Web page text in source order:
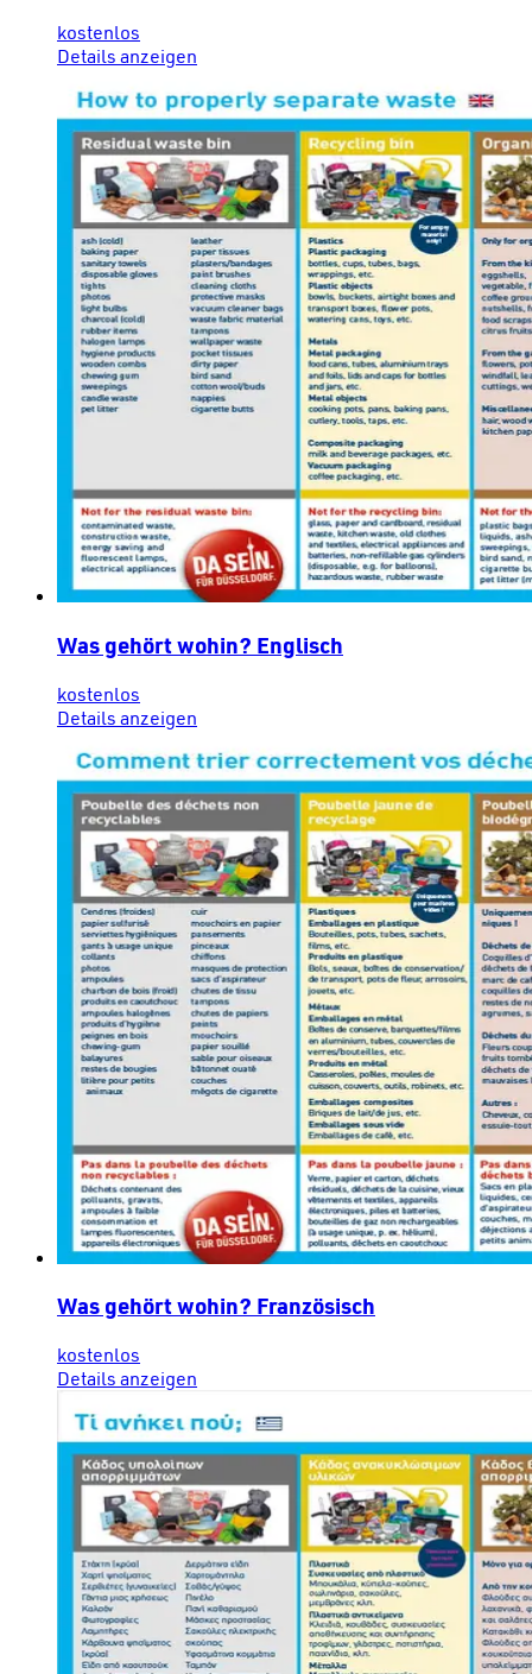
kostenlos
Details anzeigen
Was gehört wohin? Englisch
kostenlos
Details anzeigen
Was gehört wohin? Französisch
kostenlos
Details anzeigen